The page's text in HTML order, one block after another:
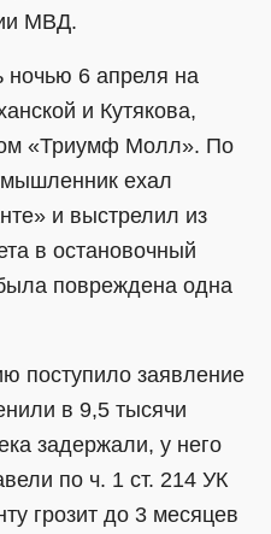
МВД.
ночью 6 апреля на
и Кутякова,
«Триумф Молл». По
ехал
и выстрелил из
в остановочный
повреждена одна
поступило заявление
в 9,5 тысячи
задержали, у него
по ч. 1 ст. 214 УК
грозит до 3 месяцев